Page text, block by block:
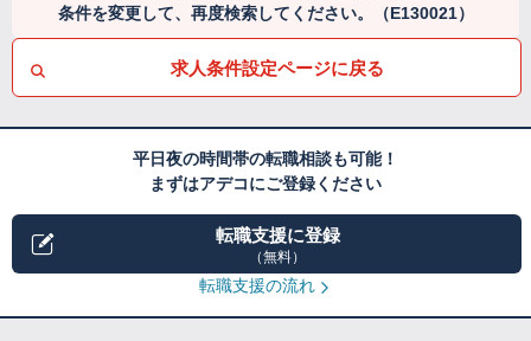
条件を変更して、再度検索してください。（E130021）
求人条件設定ページに戻る
平日夜の時間帯の転職相談も可能！
まずはアデコにご登録ください
転職支援に登録
（無料）
転職支援の流れ